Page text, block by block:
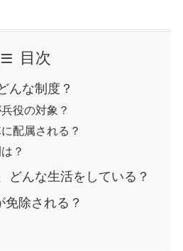
目次
んな制度？
役の対象？
配属される？
？
どんな生活をしている？
免除される？